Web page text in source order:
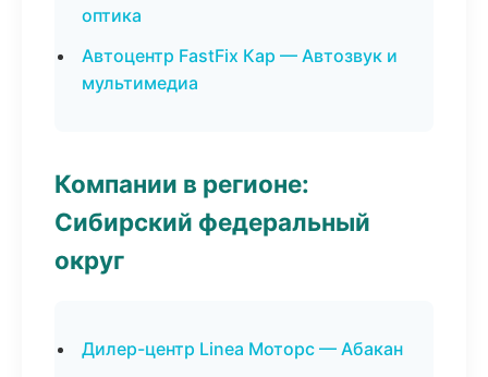
оптика
Автоцентр FastFix Кар — Автозвук и
мультимедиа
Компании в регионе:
Сибирский федеральный
округ
Дилер-центр Linea Моторс — Абакан